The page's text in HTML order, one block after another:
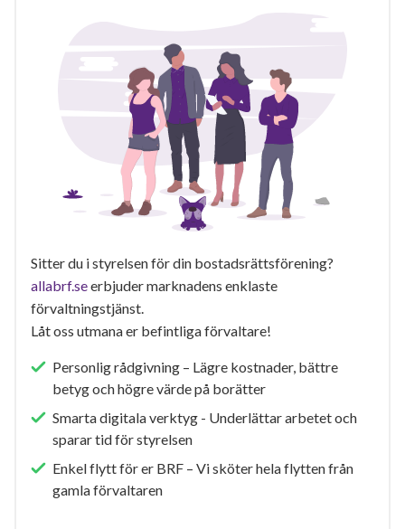
Sitter du i styrelsen för din bostadsrättsförening?
allabrf.seerbjuder marknadens enklaste
förvaltningstjänst.
Låt oss utmana er befintliga förvaltare!
Personlig rådgivning – Lägre kostnader, bättre
betyg och högre värde på borätter
Smarta digitala verktyg - Underlättar arbetet och
sparar tid för styrelsen
Enkel flytt för er BRF – Vi sköter hela flytten från
gamla förvaltaren